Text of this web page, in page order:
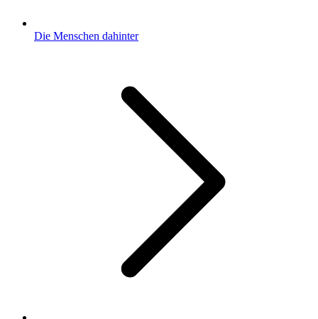
Die Menschen dahinter